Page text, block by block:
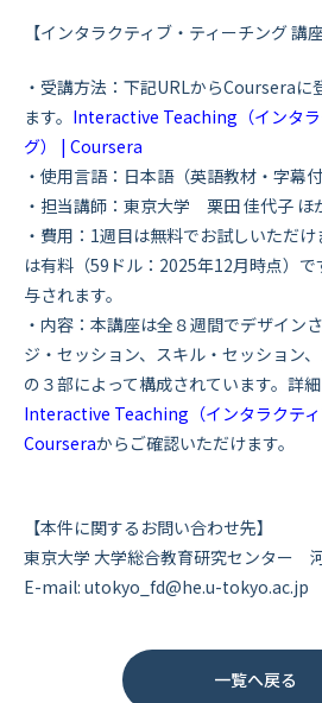
【インタラクティブ・ティーチング 講座
・受講方法：下記URLからCourseraに
ます。 Interactive Teaching（インタラ
グ） | Coursera
・使用言語：日本語（英語教材・字幕付
・担当講師：東京大学 栗田 佳代子 ほ
・費用： 1週目は無料でお試しいただ
は有料（59ドル：2025年12月時点）
与されます。
・内容：本講座は全８週間でデザイン
ジ・セッション、スキル・セッション
の３部によって構成されています。詳
Interactive Teaching（インタラクティ
Courseraからご確認いただけます。
【本件に関するお問い合わせ先】
東京大学 大学総合教育研究センター
E-mail: utokyo_fd@he.u-tokyo.ac.jp
一覧へ戻る